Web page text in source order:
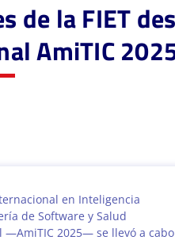
de la FIET
AmiTIC
en Inteligencia
de Software y Salud
—AmiTIC 2025— se llevó a cabo